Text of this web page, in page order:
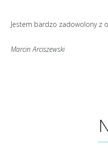
Jestem bardzo zadowolony z
Marcin Arciszewski